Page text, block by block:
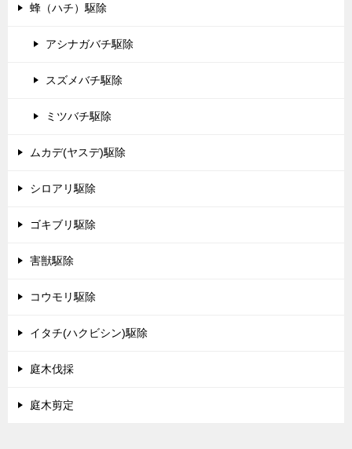
蜂（ハチ）駆除
アシナガバチ駆除
スズメバチ駆除
ミツバチ駆除
ムカデ(ヤスデ)駆除
シロアリ駆除
ゴキブリ駆除
害獣駆除
コウモリ駆除
イタチ(ハクビシン)駆除
庭木伐採
庭木剪定